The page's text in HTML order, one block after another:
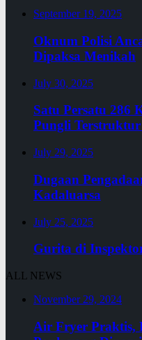
September 19, 2025
Oknum Polisi
Dipaksa Menikah
July 30, 2025
Satu Persatu 286
Pungli
July 29, 2025
Dugaan
Kadaluarsa
July 25, 2025
Gurita di
ALL NEWS
November 29, 2024
Air Fryer Praktis,